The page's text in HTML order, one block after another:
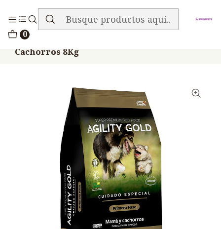
0
ENVIO GRATIS EN TODA LA TIENDA
Cachorros 8Kg